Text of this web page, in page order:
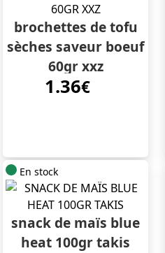
brochettes de tofu
sèches saveur boeuf
60gr xxz
1.36€
En stock
snack de maïs blue
heat 100gr takis